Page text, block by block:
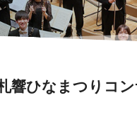
響ひなまつりコン